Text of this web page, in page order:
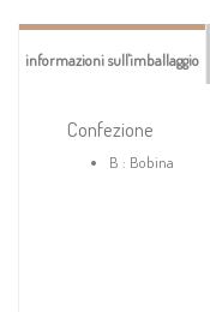
informazioni sull'imballaggio
Confezione
B : Bobina